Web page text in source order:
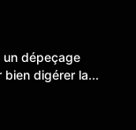
dépeçage
digérer la...